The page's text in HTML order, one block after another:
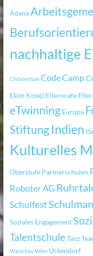
Adana
nachhaltige
Christentum Code Camp
Ekim Koleji Elterncafe
eTwinning Europa
StiftungIndien
Kulturelles
Oberstufe Partnerschulen
Roboter AG
Schulfest
Soziales Engagement
TalentschuleTanz
Warschau Wien Ückendorf